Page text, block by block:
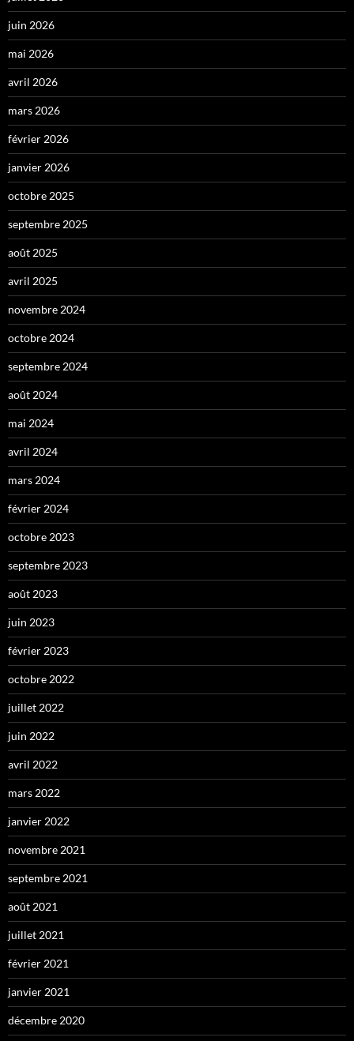
juin 2026
mai 2026
avril 2026
mars 2026
février 2026
janvier 2026
octobre 2025
septembre 2025
août 2025
avril 2025
novembre 2024
octobre 2024
septembre 2024
août 2024
mai 2024
avril 2024
mars 2024
février 2024
octobre 2023
septembre 2023
août 2023
juin 2023
février 2023
octobre 2022
juillet 2022
juin 2022
avril 2022
mars 2022
janvier 2022
novembre 2021
septembre 2021
août 2021
juillet 2021
février 2021
janvier 2021
décembre 2020